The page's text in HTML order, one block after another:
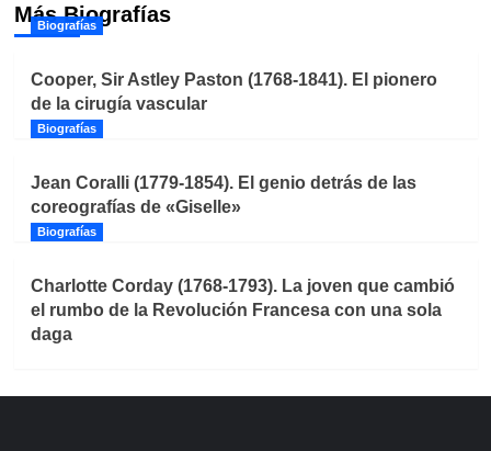
Más Biografías
Biografías
Cooper, Sir Astley Paston (1768-1841). El pionero
de la cirugía vascular
Biografías
Jean Coralli (1779-1854). El genio detrás de las
coreografías de «Giselle»
Biografías
Charlotte Corday (1768-1793). La joven que cambió
el rumbo de la Revolución Francesa con una sola
daga